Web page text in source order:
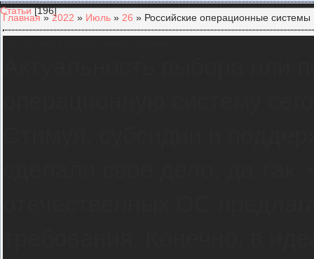
Статьи [196]
Главная»2022 » Июль » 26 » Российские операционные системы